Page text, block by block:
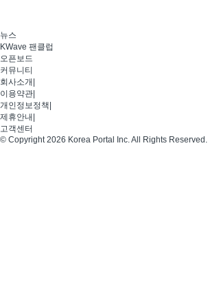
뉴스
KWave 팬클럽
오픈보드
커뮤니티
회사소개
이용약관
개인정보정책
제휴안내
고객센터
© Copyright 2026 Korea Portal Inc. All Rights Reserved.